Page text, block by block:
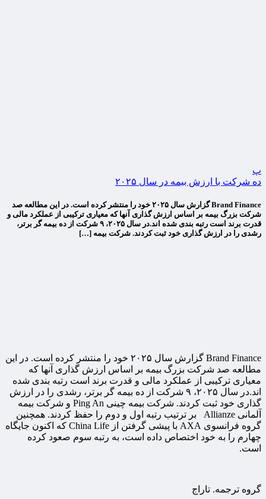
پ
ده شرکت با ارزش بیمه در سال ۲۰۲۵
Brand Finance گزارش سال ۲۰۲۵ خود را منتشر کرده است. در این مطالعه صد
شرکت بزرگ بیمه بر اساس ارزش گذاری آنها که معیاری ترکیبی از عملکرد مالی و
قدرت برند است رتبه بندی شده اند.در سال ۲۰۲۵، ۹ شرکت از ده بیمه گر برتر،
رشدی را در ارزش گذاری خود ثبت کردند. شرکت بیمه […]
Brand Finance گزارش سال ۲۰۲۵ خود را منتشر کرده است. در این
مطالعه صد شرکت بزرگ بیمه بر اساس ارزش گذاری آنها که
معیاری ترکیبی از عملکرد مالی و قدرت برند است رتبه بندی شده
اند.در سال ۲۰۲۵، ۹ شرکت از ده بیمه گر برتر، رشدی را در ارزش
گذاری خود ثبت کردند. شرکت بیمه چینی Ping An و شرکت بیمه
آلمانی Allianze بر ترتیب رتبه اول و دوم را حفظ کردند. همچنین
گروه فرانسوی AXA با پیشی گرفتن از China Life که اکنون جایگاه
چهارم را به خود اختصاص داده است، به رتبه سوم صعود کرده
است.
گروه ترجمه. تاراج